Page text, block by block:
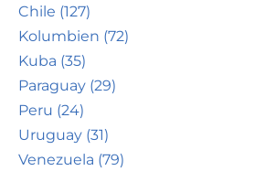
Chile (127)
Kolumbien (72)
Kuba (35)
Paraguay (29)
Peru (24)
Uruguay (31)
Venezuela (79)